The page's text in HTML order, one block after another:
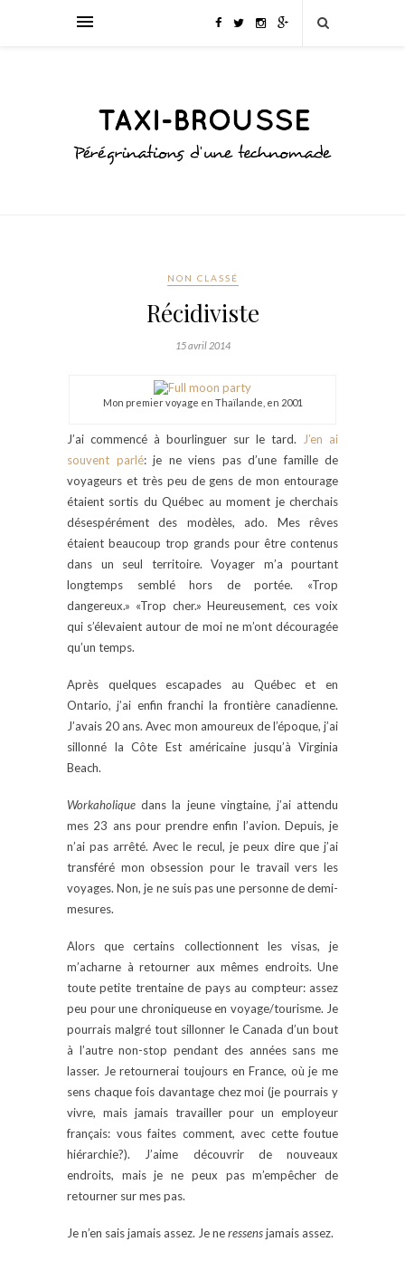
NON CLASSÉ
Récidiviste
15 avril 2014
Mon premier voyage en Thaïlande, en 2001
J’ai commencé à bourlinguer sur le tard.
J’en ai
souvent parlé: je ne viens pas d’une famille de
voyageurs et très peu de gens de mon entourage
étaient sortis du Québec au moment je cherchais
désespérément des modèles, ado. Mes rêves
étaient beaucoup trop grands pour être contenus
dans un seul territoire. Voyager m’a pourtant
longtemps semblé hors de portée. «Trop
dangereux.» «Trop cher.» Heureusement, ces voix
qui s’élevaient autour de moi ne m’ont découragée
qu’un temps.
Après quelques escapades au Québec et en
Ontario, j’ai enfin franchi la frontière canadienne.
J’avais 20 ans. Avec mon amoureux de l’époque, j’ai
sillonné la Côte Est américaine jusqu’à Virginia
Beach.
Workaholique dans la jeune vingtaine, j’ai attendu
mes 23 ans pour prendre enfin l’avion. Depuis, je
n’ai pas arrêté. Avec le recul, je peux dire que j’ai
transféré mon obsession pour le travail vers les
voyages. Non, je ne suis pas une personne de demi-
mesures.
Alors que certains collectionnent les visas, je
m’acharne à retourner aux mêmes endroits. Une
toute petite trentaine de pays au compteur: assez
peu pour une chroniqueuse en voyage/tourisme. Je
pourrais malgré tout sillonner le Canada d’un bout
à l’autre non-stop pendant des années sans me
lasser. Je retournerai toujours en France, où je me
sens chaque fois davantage chez moi (je pourrais y
vivre, mais jamais travailler pour un employeur
français: vous faites comment, avec cette foutue
hiérarchie?). J’aime découvrir de nouveaux
endroits, mais je ne peux pas m’empêcher de
retourner sur mes pas.
Je n’en sais jamais assez. Je neressensjamais assez.